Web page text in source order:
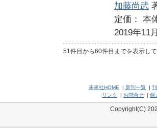
加藤尚武
定価：
2019年11
51件目から60件目までを表示し
未來社HOME | 新刊一覧 |
リンク
| お問合せ | 個
Copyright(C)